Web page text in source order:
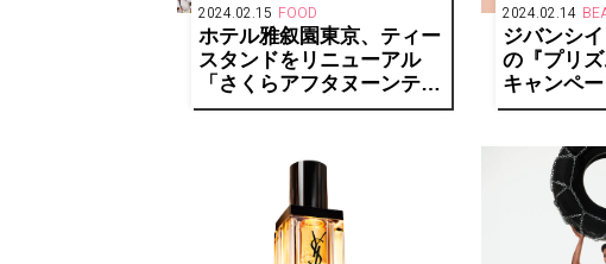
2024.02.15 FOOD
ホテル雅叙園東京、ティー
スタンドをリニューアル
「さくらアフタヌーンティ
ー」を期間限定販売
2024.02.14
ジバンシ
の『プリズ
キャンペ